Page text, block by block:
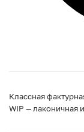
Классная
WIP — лаконичная